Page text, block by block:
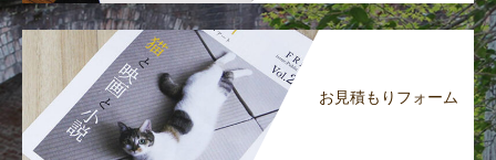
お見積もりフォーム